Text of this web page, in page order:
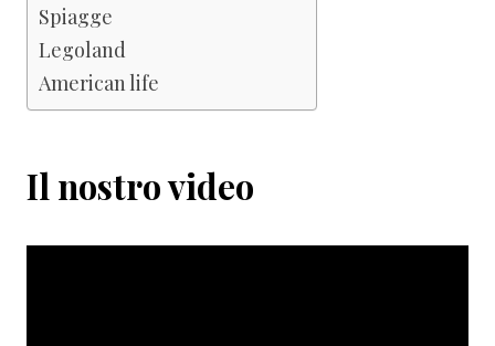
Spiagge
Legoland
American life
Il nostro video